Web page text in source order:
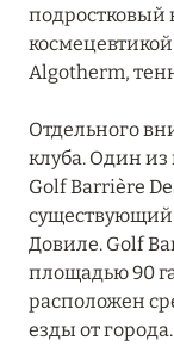
подростковый
Algotherm,
Отдельного
клуба. Один
Golf Barrière
существующий
Довиле. Golf
площадью 90
расположен
езды от